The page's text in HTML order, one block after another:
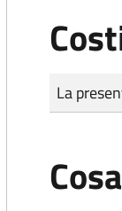
Tipo di
Importo
La